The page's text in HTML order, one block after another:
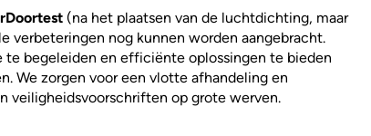
(na het plaatsen van de luchtdichting, maar
verbeteringen nog kunnen worden aangebracht.
te begeleiden en efficiënte oplossingen te bieden
We zorgen voor een vlotte afhandeling en
veiligheidsvoorschriften op grote werven.